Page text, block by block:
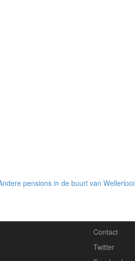
pensions in de buurt van Wellerlooi
Contact
Twitter